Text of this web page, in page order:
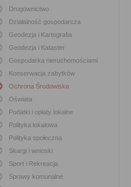
Drogownictwo
Działalność gospodarcza
Geodezja i Kartografia
Geodezja i Kataster
Gospodarka nieruchomościami
Konserwacja zabytków
Ochrona Środowiska
Oświata
Podatki i opłaty lokalne
Polityka lokalowa
Polityka społeczna
Skargi i wnioski
Sport i Rekreacja
Sprawy komunalne